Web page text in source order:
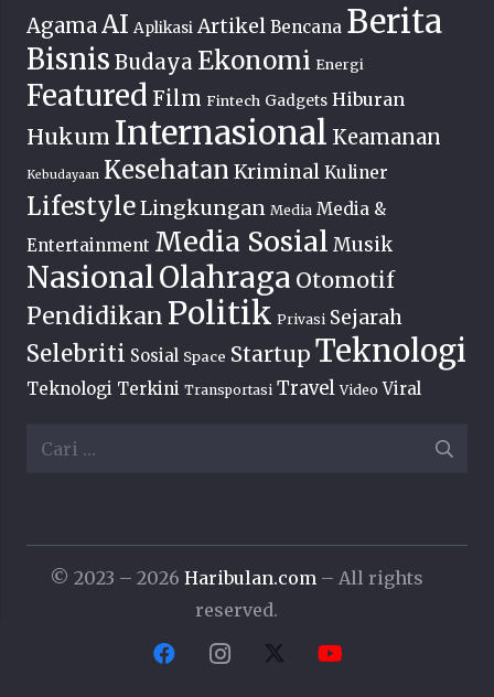
AgamaAI Aplikasi Artikel Bencana Berita
Bisnis Budaya Ekonomi Energi
Featured Film Fintech Gadgets Hiburan
Hukum Internasional Keamanan
Kebudayaan Kesehatan Kriminal Kuliner
LifestyleLingkungan Media Media &
Entertainment Media Sosial Musik
NasionalOlahraga Otomotif
Pendidikan Politik Privasi Sejarah
Selebriti Sosial Space Startup Teknologi
Teknologi Terkini Transportasi Travel Video Viral
Cari
© 2023 – 2026 Haribulan.com– All rights
reserved.